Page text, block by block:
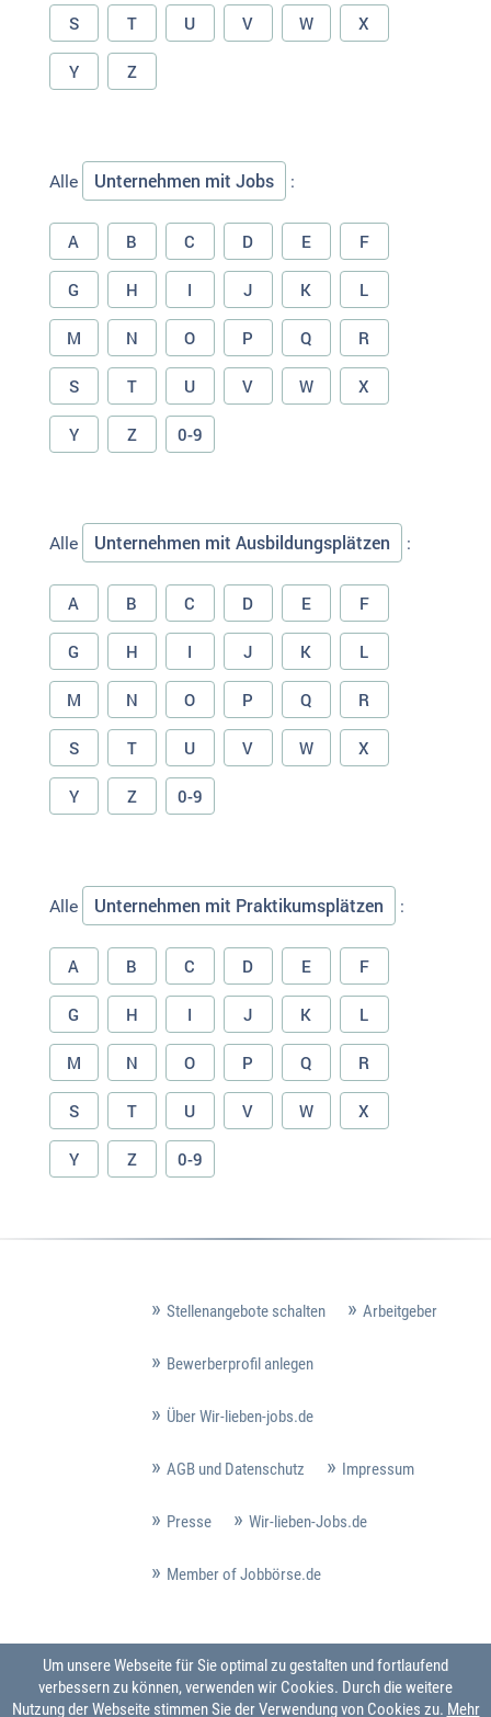
S T U V W X
Y Z
Alle Unternehmen mit Jobs :
A B C D E F
G H I J K L
M N O P Q R
S T U V W X
Y Z 0-9
Alle Unternehmen mit Ausbildungsplätzen :
A B C D E F
G H I J K L
M N O P Q R
S T U V W X
Y Z 0-9
Alle Unternehmen mit Praktikumsplätzen :
A B C D E F
G H I J K L
M N O P Q R
S T U V W X
Y Z 0-9
Stellenangebote schalten Arbeitgeber
Bewerberprofil anlegen
Über Wir-lieben-jobs.de
AGB und Datenschutz Impressum
Presse Wir-lieben-Jobs.de
Member of Jobbörse.de
Um unsere Webseite für Sie optimal zu gestalten und fortlaufend
verbessern zu können, verwenden wir Cookies. Durch die weitere
Nutzung der Webseite stimmen Sie der Verwendung von Cookies zu. Mehr